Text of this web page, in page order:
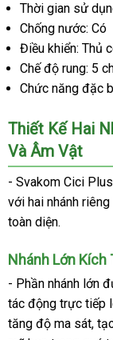
Thời gian sử
Chống nước: Có
Điều khiển: Thủ
Chế độ rung: 5
Chức năng đặc
Thiết Kế Hai
Và Âm Vật
- Svakom Cici
với hai nhánh
toàn diện.
Nhánh Lớn Kích
- Phần nhánh lớn
tác động trực tiếp
tăng độ ma sát,